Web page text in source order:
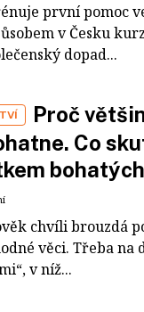
první pomoc
v Česku
dopad...
Proč
Co
bohatých
chvíli brouzdá
věci. Třeba na
v níž...